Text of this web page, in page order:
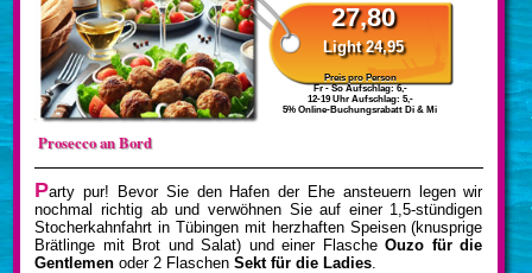
27,80
Light 24,95
Preis pro Person
Fr - So Aufschlag: 6,-
12-19 Uhr Aufschlag: 5,-
5% Online-Buchungsrabatt Di & Mi
Prosecco an Bord
Party pur! Bevor Sie den Hafen der Ehe ansteuern legen wir
nochmal richtig ab und verwöhnen Sie auf einer 1,5-stündigen
Stocherkahnfahrt in Tübingen mit herzhaften Speisen (knusprige
Brätlinge mit Brot und Salat) und einer FlascheOuzo für die
Gentlemen oder 2 FlaschenSekt für die Ladies